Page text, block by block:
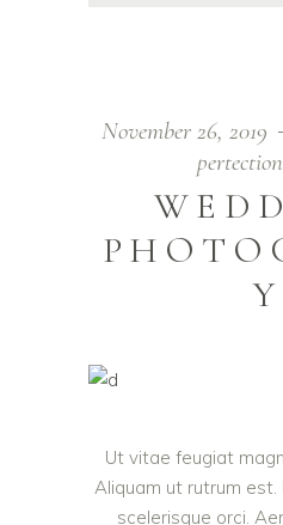
November 26, 2019
Y
Ut vitae feugiat
Aliquam ut rutrum
scelerisque orci.